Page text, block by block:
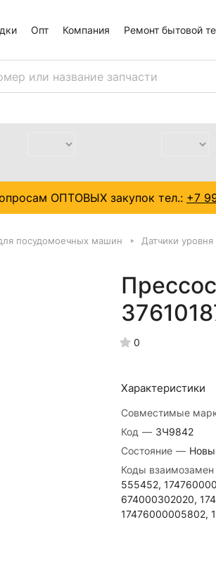
Опт Компания Ремонт бытовой
ОПТОВЫХ закупок тел.: +7
посудомоечных машин Датчики
0
Характеристики
Совместимые
Код — ЗЧ9842
Состояние —
Коды взаимозамен
555452,
674000302020,
17476000005802,